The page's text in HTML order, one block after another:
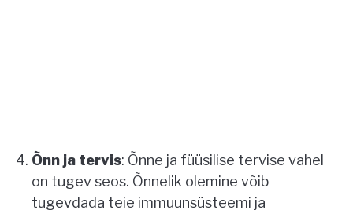
Õnn ja tervis: Õnne ja füüsilise tervise vahel
on tugev seos. Õnnelik olemine võib
tugevdada teie immuunsüsteemi ja